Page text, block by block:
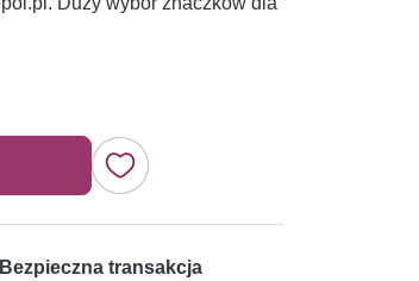
Bezpieczna transakcja